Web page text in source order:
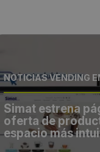
NOTICIAS VENDING
Simat estrena
oferta de
espacio más